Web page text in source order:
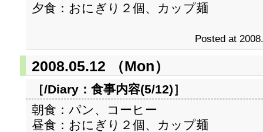
夕食：おにぎり２個、カップ麺
Posted at
2008.05.12 （Mon）
［/Diary： 食事内容(5/12)］
朝食：パン、コーヒー
昼食：おにぎり２個、カップ麺